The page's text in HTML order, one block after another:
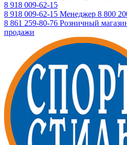
8 918 009-62-15
8 918 009-62-15 Менеджер 8 800
8 861 259-80-76 Розничный
продажи